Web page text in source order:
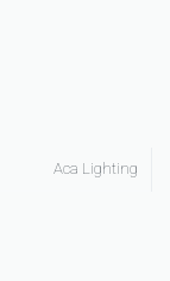
Aca Lighting